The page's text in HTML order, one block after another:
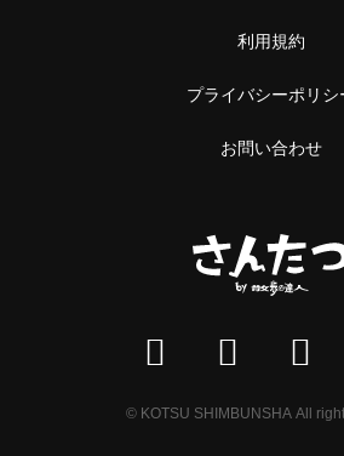
利用規約
プライバシーポリシ
お問い合わせ
© KOTSU SHIMBUNSHA All